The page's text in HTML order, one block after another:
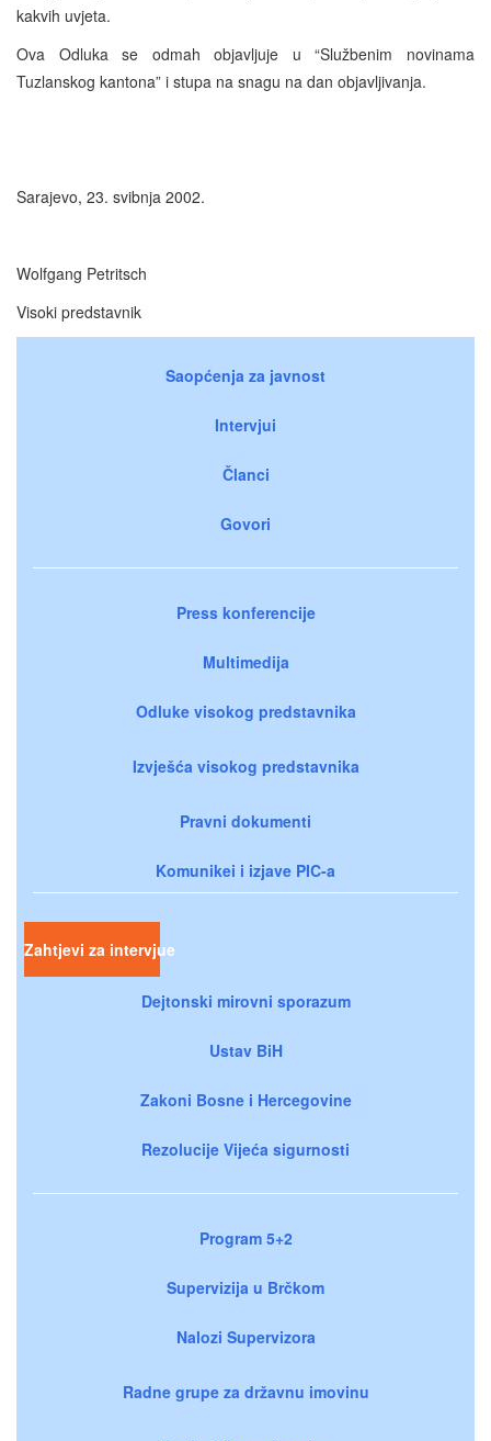
kakvih uvjeta.
Ova Odluka se odmah objavljuje u “Službenim novinama
Tuzlanskog kantona” i stupa na snagu na dan objavljivanja.
Sarajevo, 23. svibnja 2002.
Wolfgang Petritsch
Visoki predstavnik
Saopćenja za javnost
Intervjui
Članci
Govori
Press konferencije
Multimedija
Odluke visokog predstavnika
Izvješća visokog predstavnika
Pravni dokumenti
Komunikei i izjave PIC-a
Zahtjevi za intervjue
Dejtonski mirovni sporazum
Ustav BiH
Zakoni Bosne i Hercegovine
Rezolucije Vijeća sigurnosti
Program 5+2
Supervizija u Brčkom
Nalozi Supervizora
Radne grupe za državnu imovinu